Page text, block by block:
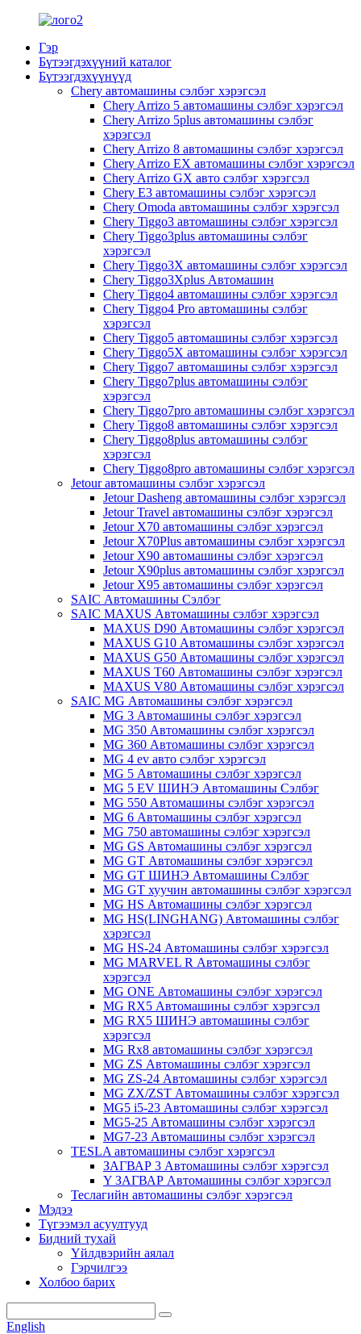
Гэр
Бүтээгдэхүүний каталог
Бүтээгдэхүүнүүд
Chery автомашины сэлбэг хэрэгсэл
Chery Arrizo 5 автомашины сэлбэг хэрэгсэл
Chery Arrizo 5plus автомашины сэлбэг
хэрэгсэл
Chery Arrizo 8 автомашины сэлбэг хэрэгсэл
Chery Arrizo EX автомашины сэлбэг хэрэгсэл
Chery Arrizo GX авто сэлбэг хэрэгсэл
Chery E3 автомашины сэлбэг хэрэгсэл
Chery Omoda автомашины сэлбэг хэрэгсэл
Chery Tiggo3 автомашины сэлбэг хэрэгсэл
Chery Tiggo3plus автомашины сэлбэг
хэрэгсэл
Chery Tiggo3X автомашины сэлбэг хэрэгсэл
Chery Tiggo3Xplus Автомашин
Chery Tiggo4 автомашины сэлбэг хэрэгсэл
Chery Tiggo4 Pro автомашины сэлбэг
хэрэгсэл
Chery Tiggo5 автомашины сэлбэг хэрэгсэл
Chery Tiggo5X автомашины сэлбэг хэрэгсэл
Chery Tiggo7 автомашины сэлбэг хэрэгсэл
Chery Tiggo7plus автомашины сэлбэг
хэрэгсэл
Chery Tiggo7pro автомашины сэлбэг хэрэгсэл
Chery Tiggo8 автомашины сэлбэг хэрэгсэл
Chery Tiggo8plus автомашины сэлбэг
хэрэгсэл
Chery Tiggo8pro автомашины сэлбэг хэрэгсэл
Jetour автомашины сэлбэг хэрэгсэл
Jetour Dasheng автомашины сэлбэг хэрэгсэл
Jetour Travel автомашины сэлбэг хэрэгсэл
Jetour X70 автомашины сэлбэг хэрэгсэл
Jetour X70Plus автомашины сэлбэг хэрэгсэл
Jetour X90 автомашины сэлбэг хэрэгсэл
Jetour X90plus автомашины сэлбэг хэрэгсэл
Jetour X95 автомашины сэлбэг хэрэгсэл
SAIC Автомашины Сэлбэг
SAIC MAXUS Автомашины сэлбэг хэрэгсэл
MAXUS D90 Автомашины сэлбэг хэрэгсэл
MAXUS G10 Автомашины сэлбэг хэрэгсэл
MAXUS G50 Автомашины сэлбэг хэрэгсэл
MAXUS T60 Автомашины сэлбэг хэрэгсэл
MAXUS V80 Автомашины сэлбэг хэрэгсэл
SAIC MG Автомашины сэлбэг хэрэгсэл
MG 3 Автомашины сэлбэг хэрэгсэл
MG 350 Автомашины сэлбэг хэрэгсэл
MG 360 Автомашины сэлбэг хэрэгсэл
MG 4 ev авто сэлбэг хэрэгсэл
MG 5 Автомашины сэлбэг хэрэгсэл
MG 5 EV ШИНЭ Автомашины Сэлбэг
MG 550 Автомашины сэлбэг хэрэгсэл
MG 6 Автомашины сэлбэг хэрэгсэл
MG 750 автомашины сэлбэг хэрэгсэл
MG GS Автомашины сэлбэг хэрэгсэл
MG GT Автомашины сэлбэг хэрэгсэл
MG GT ШИНЭ Автомашины Сэлбэг
MG GT хуучин автомашины сэлбэг хэрэгсэл
MG HS Автомашины сэлбэг хэрэгсэл
MG HS(LINGHANG) Автомашины сэлбэг
хэрэгсэл
MG HS-24 Автомашины сэлбэг хэрэгсэл
MG MARVEL R Автомашины сэлбэг
хэрэгсэл
MG ONE Автомашины сэлбэг хэрэгсэл
MG RX5 Автомашины сэлбэг хэрэгсэл
MG RX5 ШИНЭ автомашины сэлбэг
хэрэгсэл
MG Rx8 автомашины сэлбэг хэрэгсэл
MG ZS Автомашины сэлбэг хэрэгсэл
MG ZS-24 Автомашины сэлбэг хэрэгсэл
MG ZX/ZST Автомашины сэлбэг хэрэгсэл
MG5 i5-23 Автомашины сэлбэг хэрэгсэл
MG5-25 Автомашины сэлбэг хэрэгсэл
MG7-23 Автомашины сэлбэг хэрэгсэл
TESLA автомашины сэлбэг хэрэгсэл
ЗАГВАР 3 Автомашины сэлбэг хэрэгсэл
Y ЗАГВАР Автомашины сэлбэг хэрэгсэл
Теслагийн автомашины сэлбэг хэрэгсэл
Мэдээ
Түгээмэл асуултууд
Бидний тухай
Үйлдвэрийн аялал
Гэрчилгээ
Холбоо барих
English